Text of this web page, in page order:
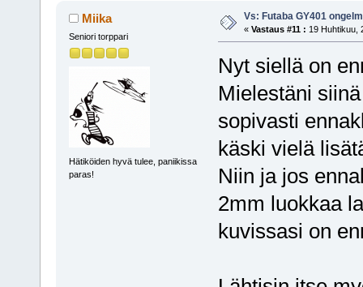
Miika
Seniori torppari
Hätiköiden hyvä tulee, paniikissa
paras!
Vs: Futaba GY401
« Vastaus #11 : 19 Huhtikuu,
Nyt siellä on
Mielestäni
sopivasti
käski vielä
Niin ja jos
2mm luokkaa
kuvissasi on